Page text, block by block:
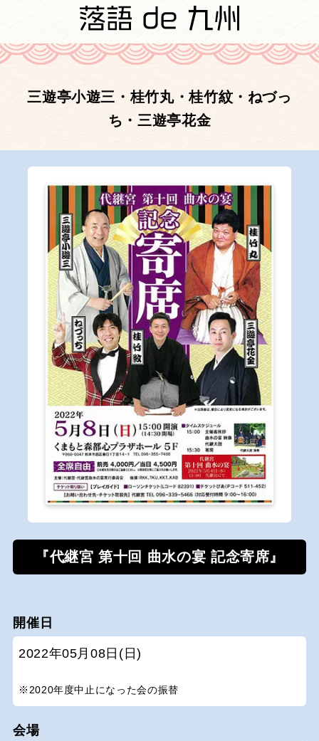
三遊亭小遊三・桂竹丸・桂竹紋・ねづっ
ち・三遊亭花金
『代継宮 第十回 曲水の宴 記念寄席』
開催日
2022年05月08日(日)
※2020年度中止になった会の振替
会場